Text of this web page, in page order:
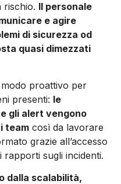
rischio. Il personale
e agire
di sicurezza od
quasi dimezzati
modo proattivo per
presenti: le
gli alert vengono
team così da lavorare
grazie all’accesso
rapporti sugli incidenti.
dalla scalabilità,